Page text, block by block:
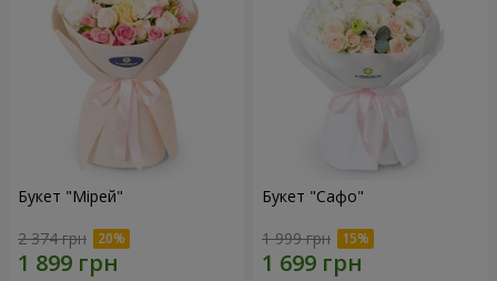
Букет "Мірей"
2 374 грн
Букет "Сафо"
1 999 грн